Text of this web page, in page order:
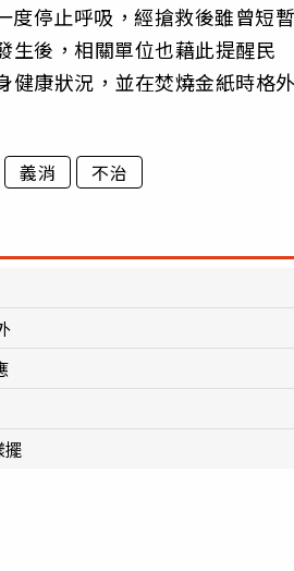
度停止呼吸，經搶救後雖曾短暫
生後，相關單位也藉此提醒民
健康狀況，並在焚燒金紙時格
義消 不治